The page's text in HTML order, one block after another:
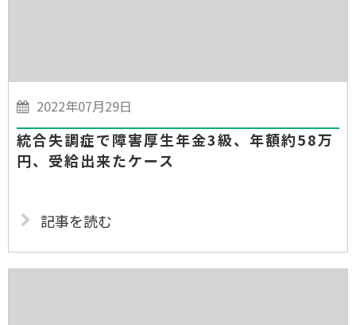
2022年07月29日
統合失調症で障害厚生年金3級、年額約58万
円、受給出来たケース
記事を読む